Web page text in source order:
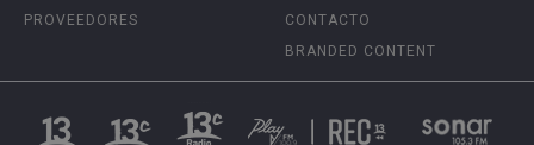
PROVEEDORES
CONTACTO
BRANDED CONTENT